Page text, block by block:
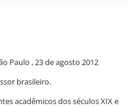
Paulo , 23 de agosto 2012
brasileiro.
acadêmicos dos séculos XIX e